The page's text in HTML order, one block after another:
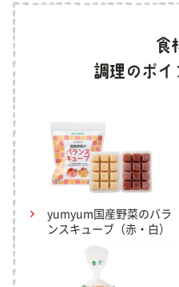
yumyum国産野菜のバラ
ンスキューブ（赤・白）